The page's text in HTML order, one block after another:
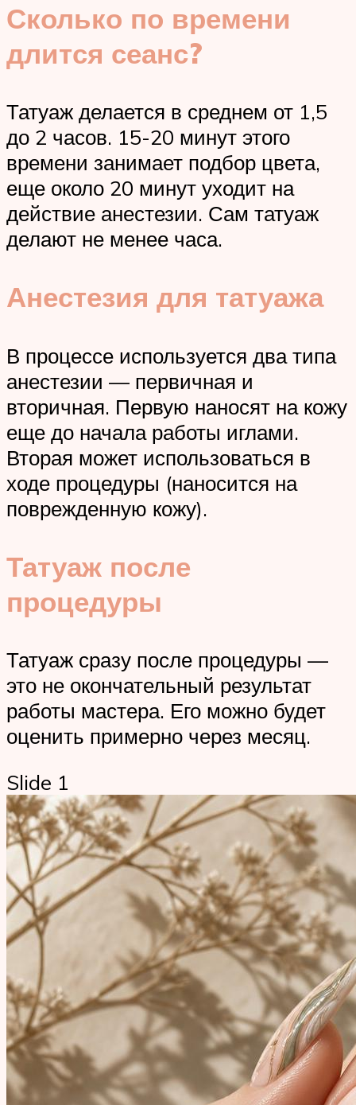
Сколько по времени
длится сеанс?
Татуаж делается в среднем от 1,5
до 2 часов. 15-20 минут этого
времени занимает подбор цвета,
еще около 20 минут уходит на
действие анестезии. Сам татуаж
делают не менее часа.
Анестезия для татуажа
В процессе используется два типа
анестезии — первичная и
вторичная. Первую наносят на кожу
еще до начала работы иглами.
Вторая может использоваться в
ходе процедуры (наносится на
поврежденную кожу).
Татуаж после
процедуры
Татуаж сразу после процедуры —
это не окончательный результат
работы мастера. Его можно будет
оценить примерно через месяц.
Slide 1